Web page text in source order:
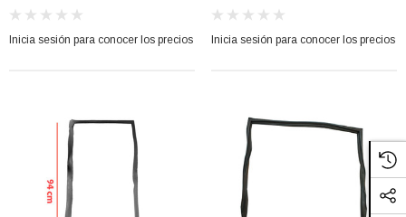
Inicia sesión para conocer los precios Inicia sesión para conocer los precios